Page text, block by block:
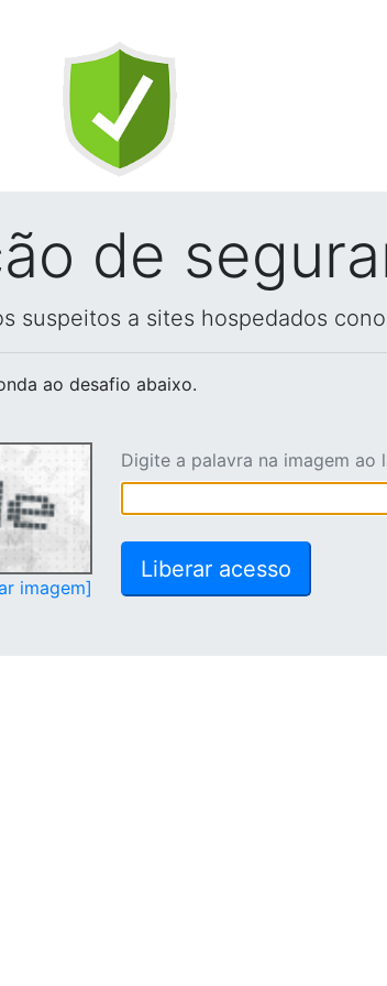
de
suspeitos a sites hospedados
ao desafio abaixo.
imagem]
Digite a palavra na imagem ao